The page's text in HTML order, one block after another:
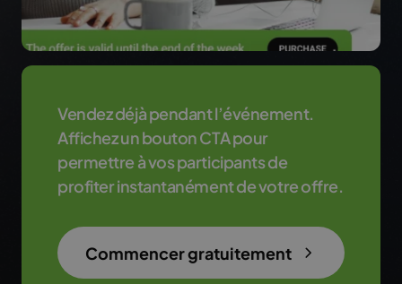
Vendez déjà pendant l’événement.
Affichez un bouton CTA pour
permettre à vos participants de
profiter instantanément de votre offre.
Commencer gratuitement